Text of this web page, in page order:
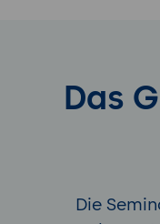
Das
Die